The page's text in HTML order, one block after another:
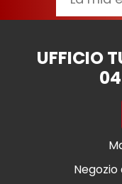
UFFICIO